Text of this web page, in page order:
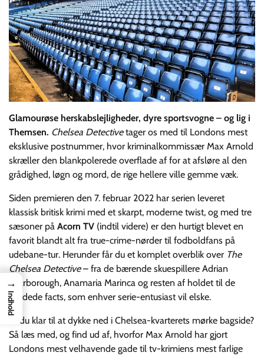
Glamourøse herskabslejligheder, dyre sportsvogne – og lig i
Themsen. Chelsea Detectivetager os med til Londons mest
eksklusive postnummer, hvor kriminalkommissær Max Arnold
skræller den blankpolerede overflade af for at afsløre al den
grådighed, løgn og mord, de rige hellere ville gemme væk.
Siden premieren den 7. februar 2022 har serien leveret
klassisk britisk krimi med et skarpt, moderne twist, og med tre
sæsoner på Acorn TV (indtil videre) er den hurtigt blevet en
favorit blandt alt fra true-crime-nørder til fodboldfans på
udebane-tur. Herunder får du et komplet overblik over The
Chelsea Detective– fra de bærende skuespillere Adrian
Scarborough, Anamaria Marinca og resten af holdet til de
nørdede facts, som enhver serie-entusiast vil elske.
Er du klar til at dykke ned i Chelsea-kvarterets mørke bagside?
Så læs med, og find ud af, hvorfor Max Arnold har gjort
Londons mest velhavende gade til tv-krimiens mest farlige
→
Indhold